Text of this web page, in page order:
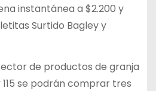
instantánea a $2.200 y
Surtido Bagley y
de productos de granja
se podrán comprar tres